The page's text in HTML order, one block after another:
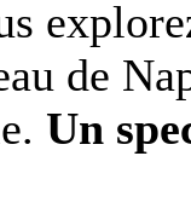
de
Un